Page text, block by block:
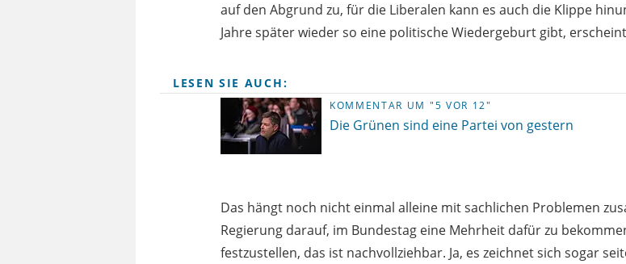
auf den Abgrund zu, für die Liberalen kann es auch die Klippe
Jahre später wieder so eine politische Wiedergeburt gibt,
LESEN SIE AUCH:
KOMMENTAR UM "5 VOR 12"
Die Grünen sind eine Partei von gestern
Das hängt noch nicht einmal alleine mit sachlichen Problemen
Regierung darauf, im Bundestag eine Mehrheit dafür zu
festzustellen, das ist nachvollziehbar. Ja, es zeichnet sich sogar